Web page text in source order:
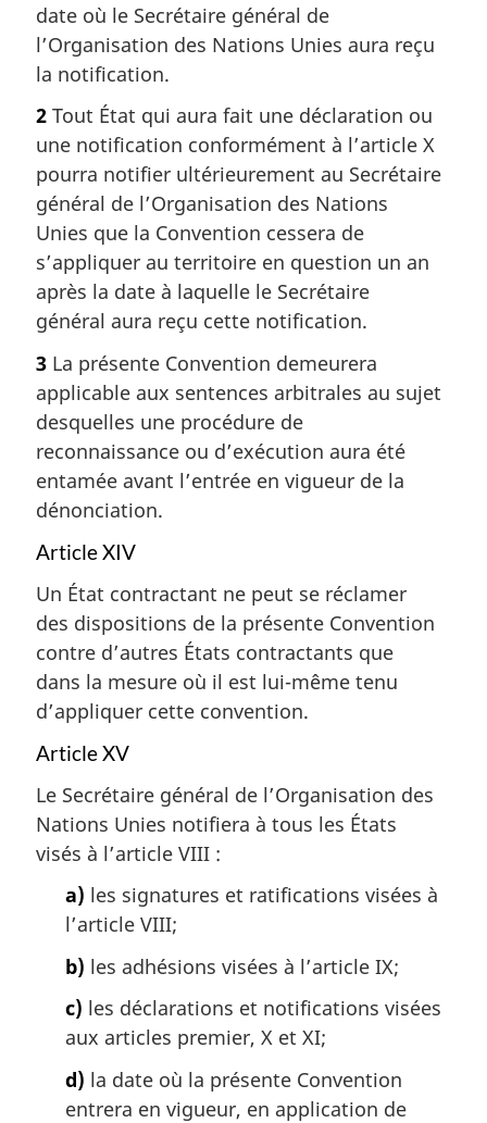
date où le Secrétaire général de
l’Organisation des Nations Unies aura reçu
la notification.
2 Tout État qui aura fait une déclaration ou
une notification conformément à l’article X
pourra notifier ultérieurement au Secrétaire
général de l’Organisation des Nations
Unies que la Convention cessera de
s’appliquer au territoire en question un an
après la date à laquelle le Secrétaire
général aura reçu cette notification.
3 La présente Convention demeurera
applicable aux sentences arbitrales au sujet
desquelles une procédure de
reconnaissance ou d’exécution aura été
entamée avant l’entrée en vigueur de la
dénonciation.
Article XIV
Un État contractant ne peut se réclamer
des dispositions de la présente Convention
contre d’autres États contractants que
dans la mesure où il est lui-même tenu
d’appliquer cette convention.
Article XV
Le Secrétaire général de l’Organisation des
Nations Unies notifiera à tous les États
visés à l’article VIII :
a) les signatures et ratifications visées à
l’article VIII;
b) les adhésions visées à l’article IX;
c) les déclarations et notifications visées
aux articles premier, X et XI;
d) la date où la présente Convention
entrera en vigueur, en application de